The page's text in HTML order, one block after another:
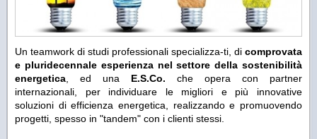
Un teamwork di studi professionali specializza-ti, di comprovata
e pluridecennale esperienza nel settore della sostenibilità
energetica , ed una E.S.Co. che opera con partner
internazionali, per individuare le migliori e più innovative
soluzioni di efficienza energetica, realizzando e promuovendo
progetti, spesso in "tandem" con i clienti stessi.